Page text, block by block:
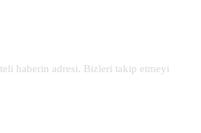
haberin adresi. Bizleri takip etmeyi